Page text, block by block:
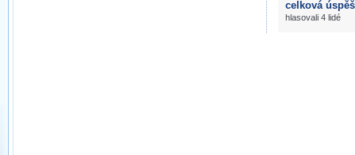
celková
hlasovali 4 lidé